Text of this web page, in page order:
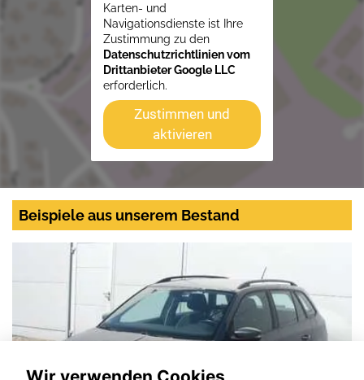
Karten- und
Navigationsdienste ist Ihre
Zustimmung zu den
Datenschutzrichtlinien vom
Drittanbieter Google LLC
erforderlich.
Zustimmen und
aktivieren
Beispiele aus unserem Bestand